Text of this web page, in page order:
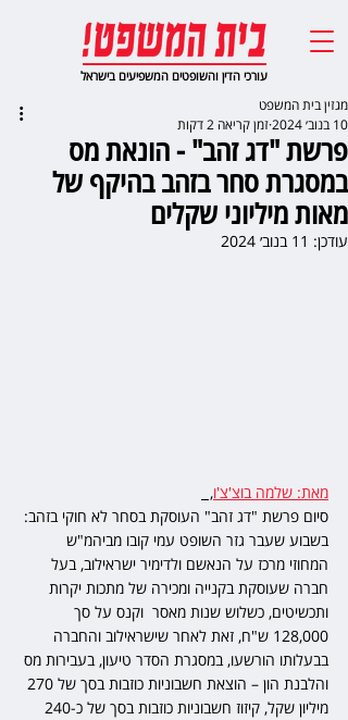
עורכי הדין והשופטים המשפיעים בישראל
פרשת "דג זהב" - הונאת מס
במסגרת סחר בזהב בהיקף של
מאות מיליוני שקלים
מגזין בית המשפט
10 בנוב׳ 2024
זמן קריאה 2 דקות
עודכן: 11 בנוב׳ 2024
מאת: שלמה בוצ'צ'ו,
סיום פרשת "דג זהב" העוסקת בסחר לא חוקי בזהב:
בשבוע שעבר גזר השופט עמי קובו מביהמ"ש
המחוזי מרכז על הנאשם ולדימיר ישראילוב, בעל
חברה שעוסקת בקנייה ומכירה של מתכות יקרות
ותכשיטים, כשלוש שנות מאסר  וקנס על סך
128,000 ש"ח, זאת לאחר שישראילוב והחברה
בבעלותו הורשעו, במסגרת הסדר טיעון, בעבירות מס